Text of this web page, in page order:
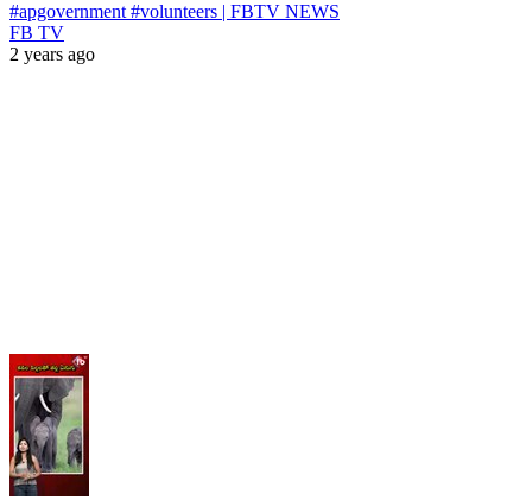
#apgovernment #volunteers | FBTV NEWS
FB TV
2 years ago